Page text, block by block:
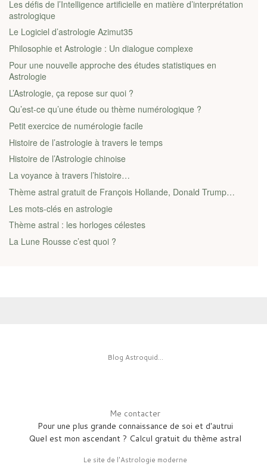
Les défis de l’Intelligence artificielle en matière d’interprétation
astrologique
Le Logiciel d’astrologie Azimut35
Philosophie et Astrologie : Un dialogue complexe
Pour une nouvelle approche des études statistiques en
Astrologie
L’Astrologie, ça repose sur quoi ?
Qu’est-ce qu’une étude ou thème numérologique ?
Petit exercice de numérologie facile
Histoire de l’astrologie à travers le temps
Histoire de l’Astrologie chinoise
La voyance à travers l’histoire…
Thème astral gratuit de François Hollande, Donald Trump…
Les mots-clés en astrologie
Thème astral : les horloges célestes
La Lune Rousse c’est quoi ?
Blog Astroquid...
Me contacter
Pour une plus grande connaissance de soi et d'autrui
Quel est mon ascendant ? Calcul gratuit du thème astral
Le site de l'Astrologie moderne